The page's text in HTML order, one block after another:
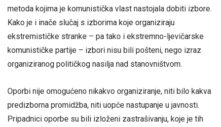
metoda kojima je komunistička vlast nastojala dobiti izbore.
Kako je i inače slučaj s izborima koje organiziraju
ekstremističke stranke – pa tako i ekstremno-ljevičarske
komunističke partije – izbori nisu bili pošteni, nego izraz
organiziranog političkog nasilja nad stanovništvom.
Oporbi nije omogućeno nikakvo organiziranje, niti bilo kakva
predizborna promidžba, niti uopće nastupanje u javnosti.
Pripadnici oporbe su bili izloženi zastrašivanju, koje je tih